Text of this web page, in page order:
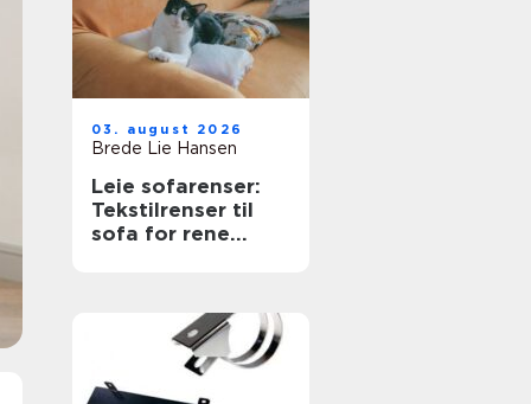
03. august 2026
Brede Lie Hansen
Leie sofarenser:
Tekstilrenser til
sofa for rene